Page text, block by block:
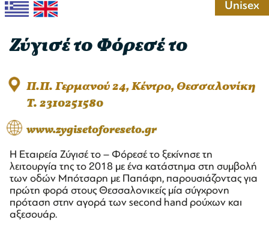
Unisex
Ζύγισέ το Φόρεσέ το
Π.Π. Γερμανού 24, Κέντρο, Θεσσαλονίκη
T. 2310251580
www.zygisetoforeseto.gr
Η Εταιρεία Ζύγισέ το – Φόρεσέ το ξεκίνησε τη
λειτουργία της το 2018 με ένα κατάστημα στη συμβολή
των οδών Μπότσαρη με Παπάφη, παρουσιάζοντας για
πρώτη φορά στους Θεσσαλονικείς μία σύγχρονη
πρόταση στην αγορά των second hand ρούχων και
αξεσουάρ.